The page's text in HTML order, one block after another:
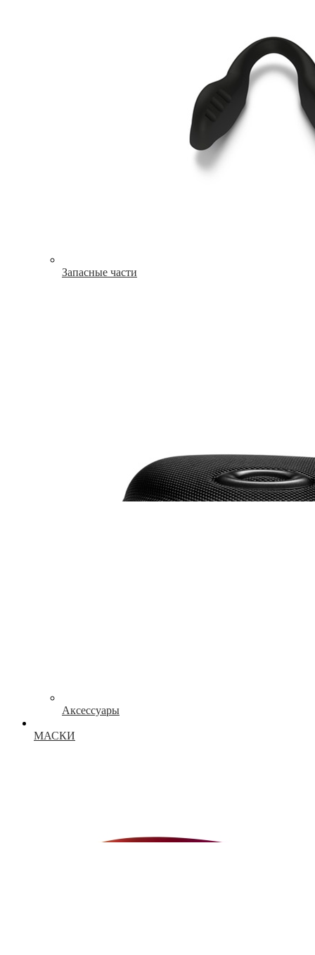
Запасные части
Аксессуары
МАСКИ